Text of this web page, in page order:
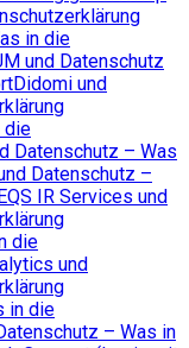
in die
und Datenschutz
Didomi und
die
Datenschutz – Was
Datenschutz –
IR Services und
die
und
in die
– Was in